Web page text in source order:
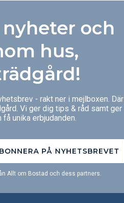
och
hus,
- rakt ner i mejlboxen. Där
Vi ger dig tips & råd samt ger
unika erbjudanden.
PÅ NYHETSBREVET
Allt om Bostad och dess partners.